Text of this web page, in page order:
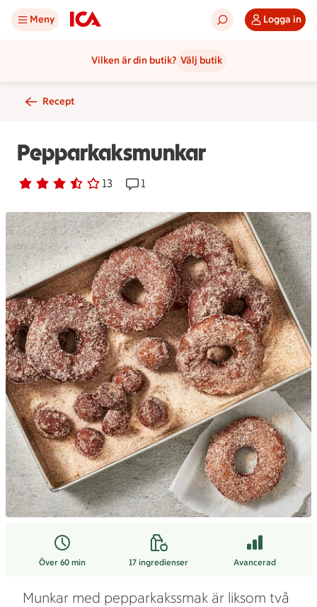
Meny Logga in
Vilken är din butik? Välj butik
Recept
Pepparkaksmunkar
Betyg 3.2 av 5. 13
13 personer har röstatReceptet har 1 kommentarer
1
Över 60 min 17 ingredienser Avancerad
Munkar med pepparkakssmak är liksom två